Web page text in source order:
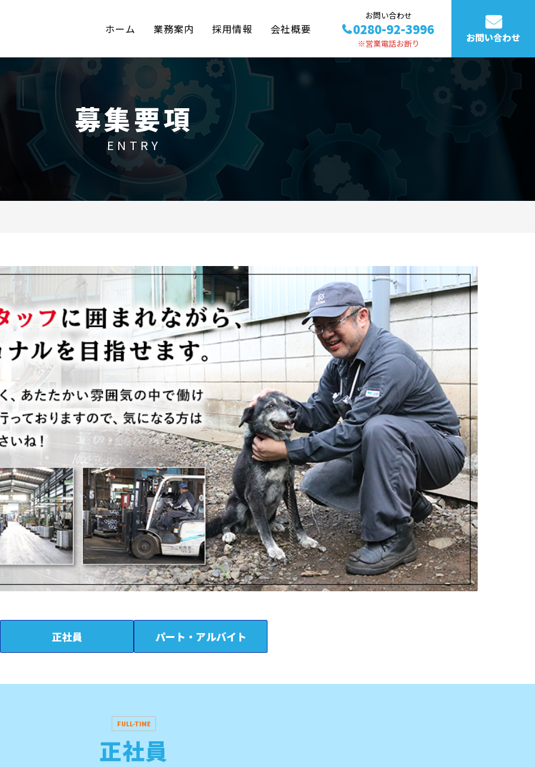
ホーム 業務案内 採用情報 会社概要
お問い合わせ
0280-92-3996
※営業電話お断り お問い合わせ
募集要項
ENTRY
正社員 パート・アルバイト
FULL-TIME
正社員